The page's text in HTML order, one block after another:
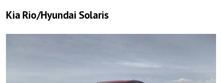
Kia Rio/Hyundai Solaris